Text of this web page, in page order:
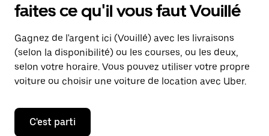
faites ce qu'il vous faut Vouillé
Gagnez de l'argent ici (Vouillé) avec les livraisons
(selon la disponibilité) ou les courses, ou les deux,
selon votre horaire. Vous pouvez utiliser votre propre
voiture ou choisir une voiture de location avec Uber.
C'est parti